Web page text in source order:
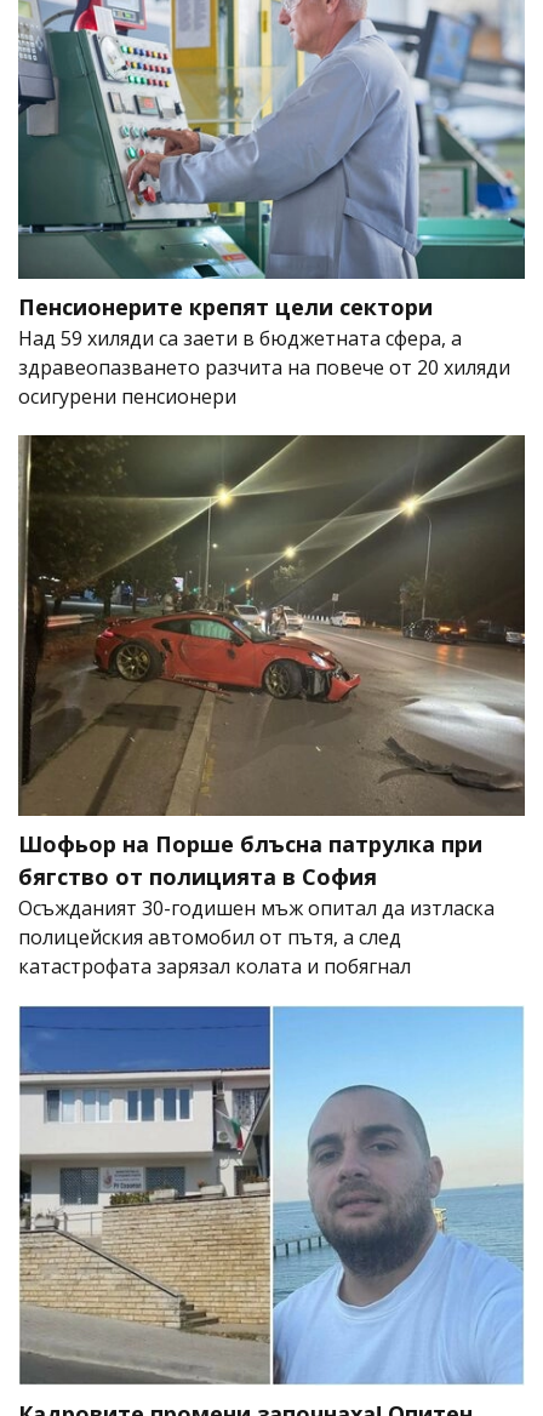
Пенсионерите крепят цели сектори
Над 59 хиляди са заети в бюджетната сфера, а
здравеопазването разчита на повече от 20 хиляди
осигурени пенсионери
Шофьор на Порше блъсна патрулка при
бягство от полицията в София
Осъжданият 30-годишен мъж опитал да изтласка
полицейския автомобил от пътя, а след
катастрофата зарязал колата и побягнал